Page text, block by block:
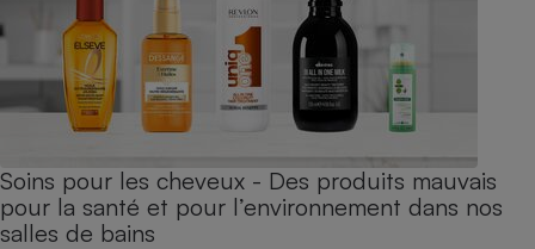
Soins pour les cheveux - Des produits mauvais
pour la santé et pour l’environnement dans nos
salles de bains